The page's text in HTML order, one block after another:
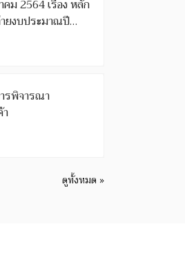
ม 2564 เรื่อง หลัก
ยงบประมาณปี
รพิจารณา
ดูทั้งหมด »